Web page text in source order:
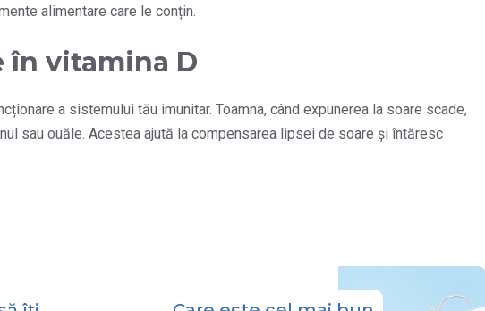
alimentare care le conțin.
în vitamina D
a sistemului tău imunitar. Toamna, când expunerea la soare scade,
sau ouăle. Acestea ajută la compensarea lipsei de soare și întăresc